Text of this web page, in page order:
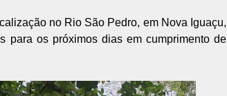
no Rio São Pedro, em Nova Iguaçu,
para os próximos dias em cumprimento de